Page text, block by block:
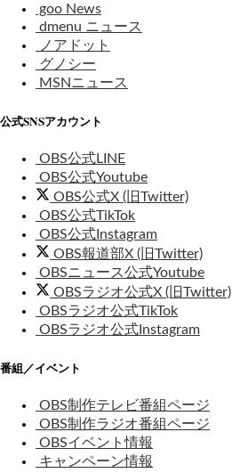
goo News
dmenu ニュース
ノアドット
グノシー
MSNニュース
公式SNSアカウント
OBS公式LINE
OBS公式Youtube
OBS公式X (旧Twitter)
OBS公式TikTok
OBS公式Instagram
OBS報道部X (旧Twitter)
OBSニュース公式Youtube
OBSラジオ公式X (旧Twitter)
OBSラジオ公式TikTok
OBSラジオ公式Instagram
番組／イベント
OBS制作テレビ番組ページ
OBS制作ラジオ番組ページ
OBSイベント情報
キャンペーン情報